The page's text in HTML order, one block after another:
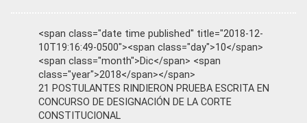
<span class="date time published" title="2018-12-
10T19:16:49-0500"><span class="day">10</span>
<span class="month">Dic</span> <span
class="year">2018</span></span>
21 POSTULANTES RINDIERON PRUEBA ESCRITA EN
CONCURSO DE DESIGNACIÓN DE LA CORTE
CONSTITUCIONAL